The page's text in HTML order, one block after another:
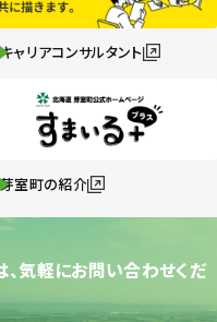
キャリアコンサルタント
芽室町の紹介
気軽にお問い合わせくだ